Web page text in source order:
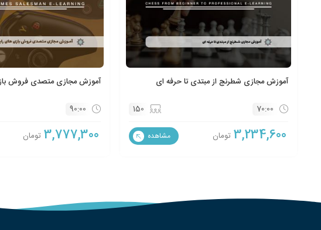
آموزش مجازی شطرنج از مبتدی تا حرفه ای
70:00
150
3,234,600 تومان مشاهده
آموزش مجازی متصدی فروش
90:00
3,777,300 تومان